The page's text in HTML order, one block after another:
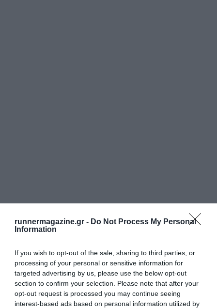
runnermagazine.gr - Do Not Process My Personal
Information
If you wish to opt-out of the sale, sharing to third parties, or
processing of your personal or sensitive information for
targeted advertising by us, please use the below opt-out
section to confirm your selection. Please note that after your
opt-out request is processed you may continue seeing
interest-based ads based on personal information utilized by